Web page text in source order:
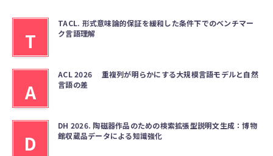
T
TACL. 形式意味論的保証を緩和した条件下でのベンチマー
ク言語理解
A
ACL 2026 重複列が明らかにする大規模言語モデルと自然
言語の差
D
DH 2026. 陶磁器作品のための検索拡張型説明文生成：博物
館収蔵品データによる知識強化